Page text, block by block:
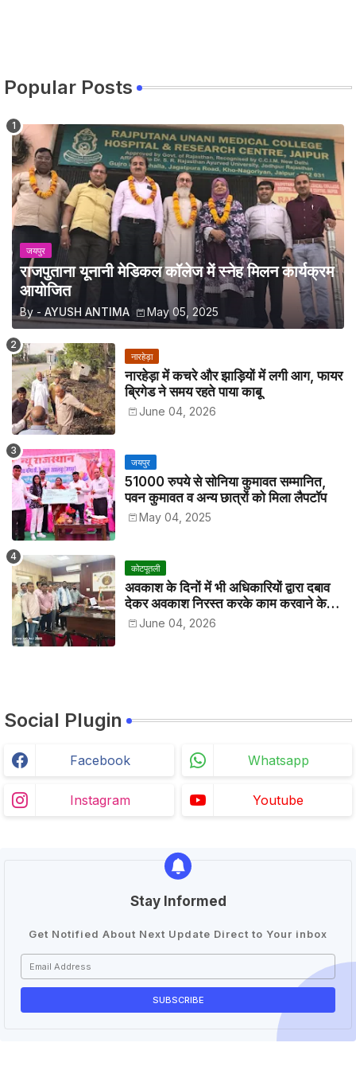
Popular Posts
जयपुर
राजपुताना यूनानी मेडिकल कॉलेज में स्नेह मिलन कार्यक्रम
आयोजित
By - AYUSH ANTIMA May 05, 2025
नारहेड़ा
नारहेड़ा में कचरे और झाड़ियों में लगी आग, फायर
ब्रिगेड ने समय रहते पाया काबू
June 04, 2026
जयपुर
51000 रुपये से सोनिया कुमावत सम्मानित,
पवन कुमावत व अन्य छात्रों को मिला लैपटॉप
May 04, 2025
कोटपूतली
अवकाश के दिनों में भी अधिकारियों द्वारा दबाव
देकर अवकाश निरस्त करके काम करवाने के
विरोध में कर्मचारियों ने जिला कलेक्टर को सीएस
के नाम दिया ज्ञापन
June 04, 2026
Social Plugin
Facebook Whatsapp
Instagram Youtube
Stay Informed
Get Notified About Next Update Direct to Your inbox